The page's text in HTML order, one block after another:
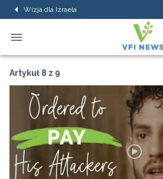
Wizja dla Izraela
Artykuł 8 z 9